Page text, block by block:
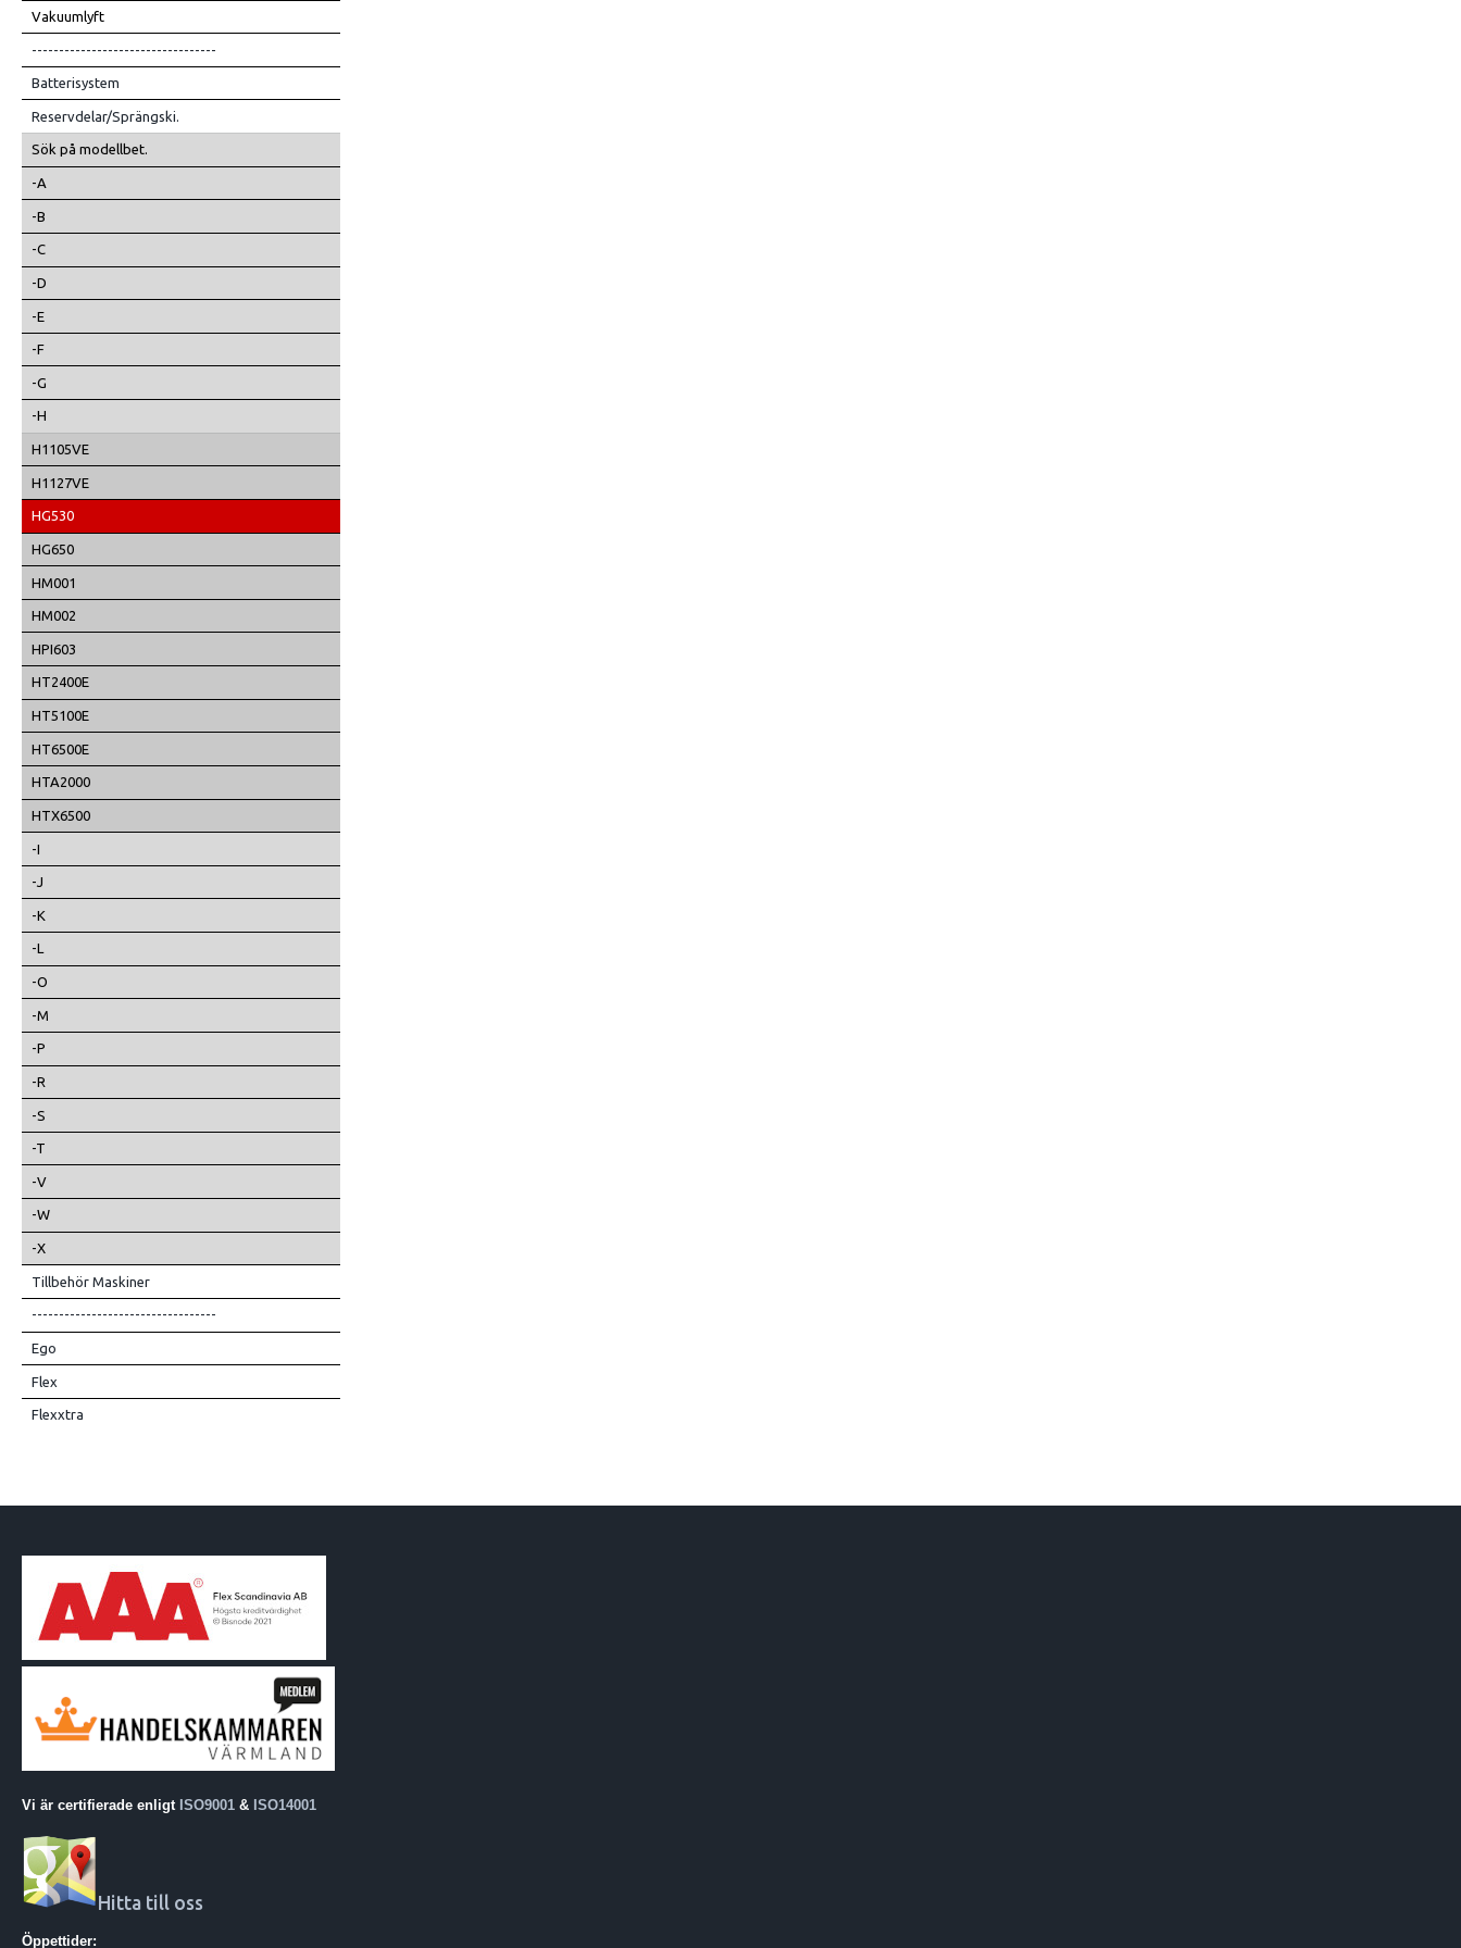
Vakuumlyft
----------------------------------
Batterisystem
Reservdelar/Sprängski.
Sök på modellbet.
-A
-B
-C
-D
-E
-F
-G
-H
H1105VE
H1127VE
HG530
HG650
HM001
HM002
HPI603
HT2400E
HT5100E
HT6500E
HTA2000
HTX6500
-I
-J
-K
-L
-O
-M
-P
-R
-S
-T
-V
-W
-X
Tillbehör Maskiner
----------------------------------
Ego
Flex
Flexxtra
Vi är certifierade enligt ISO9001 & ISO14001
Hitta till oss
Öppettider: